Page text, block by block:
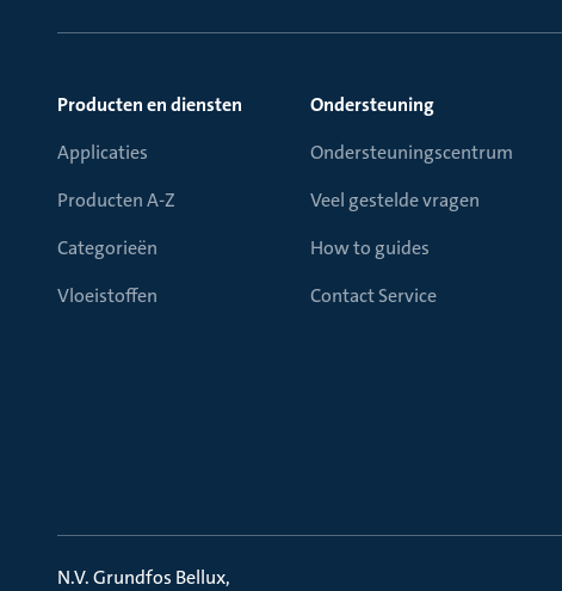
Producten en diensten
Applicaties
Producten A-Z
Categorieën
Vloeistoffen
Ondersteuning
Ondersteuningscentrum
Veel gestelde vragen
How to guides
Contact Service
N.V. Grundfos Bellux